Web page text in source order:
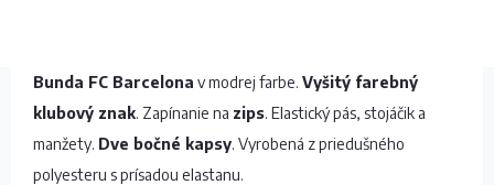
Bunda FC Barcelona v modrej farbe. Vyšitý farebný
klubový znak. Zapínanie na zips. Elastický pás, stojáčik a
manžety. Dve bočné kapsy. Vyrobená z priedušného
polyesteru s prísadou elastanu.